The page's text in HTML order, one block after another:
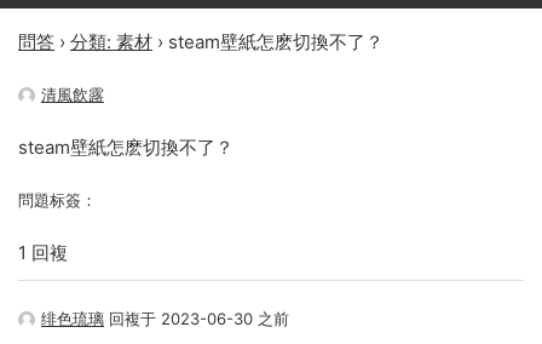
問答 › 分類: 素材 › steam壁紙怎麽切換不了？
清風飲露
steam壁紙怎麽切換不了？
問題标簽：
1 回複
绯色琉璃 回複于 2023-06-30 之前